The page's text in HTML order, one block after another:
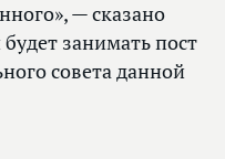
— сказано
занимать пост
совета данной